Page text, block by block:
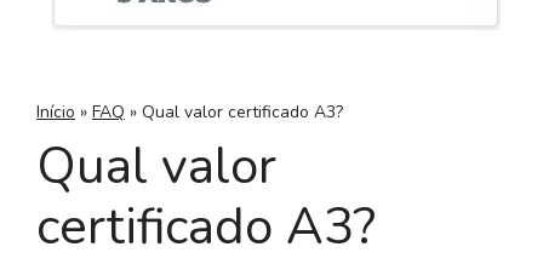
Início » FAQ » Qual valor certificado A3?
Qual valor
certificado A3?